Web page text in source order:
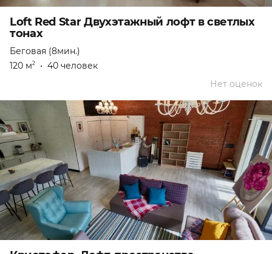
Loft Red Star Двухэтажный лофт в светлых
тонах
Беговая (8мин.)
120 м2 • 40 человек
Нет оценок